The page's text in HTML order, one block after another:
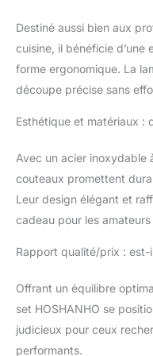
Destiné aussi bien aux
cuisine, il bénéficie d’une
forme ergonomique. La
découpe précise sans
Esthétique et matériaux :
Avec un acier inoxydable
couteaux promettent
Leur design élégant et
cadeau pour les
Rapport qualité/prix :
Offrant un équilibre
set HOSHANHO se
judicieux pour ceux
performants.